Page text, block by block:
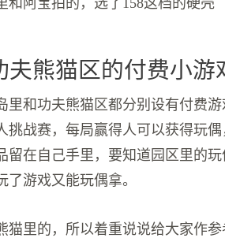
夫熊猫区的付费小游
里和功夫熊猫区都分别设有付费
挑战赛，每局赢得人可以获得玩
留在自己手里，要知道园区里的
了游戏又能玩偶拿。
猫里的，所以着重说说给大家作